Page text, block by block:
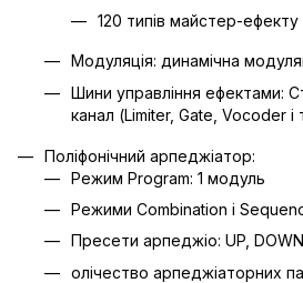
120 типів майстер-ефекту
Модуляція: динамічна
Шини управління ефектами:
канал (Limiter, Gate, Vocoder і
Поліфонічний арпеджіатор:
Режим Program: 1 модуль
Режими Combination і
Пресети арпеджіо: UP,
олічество арпеджіаторних